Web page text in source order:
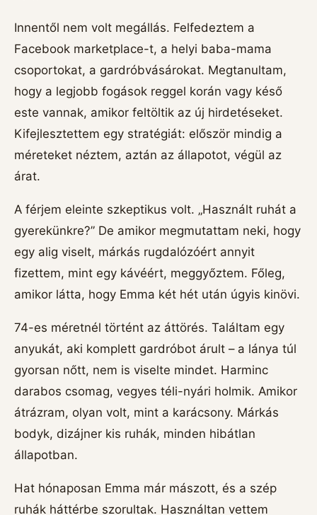
Innentől nem volt megállás. Felfedeztem a
Facebook marketplace-t, a helyi baba-mama
csoportokat, a gardróbvásárokat. Megtanultam,
hogy a legjobb fogások reggel korán vagy késő
este vannak, amikor feltöltik az új hirdetéseket.
Kifejlesztettem egy stratégiát: először mindig a
méreteket néztem, aztán az állapotot, végül az
árat.
A férjem eleinte szkeptikus volt. „Használt ruhát a
gyerekünkre?” De amikor megmutattam neki, hogy
egy alig viselt, márkás rugdalózóért annyit
fizettem, mint egy kávéért, meggyőztem. Főleg,
amikor látta, hogy Emma két hét után úgyis kinövi.
74-es méretnél történt az áttörés. Találtam egy
anyukát, aki komplett gardróbot árult – a lánya túl
gyorsan nőtt, nem is viselte mindet. Harminc
darabos csomag, vegyes téli-nyári holmik. Amikor
átrázram, olyan volt, mint a karácsony. Márkás
bodyk, dizájner kis ruhák, minden hibátlan
állapotban.
Hat hónaposan Emma már mászott, és a szép
ruhák háttérbe szorultak. Használtan vettem